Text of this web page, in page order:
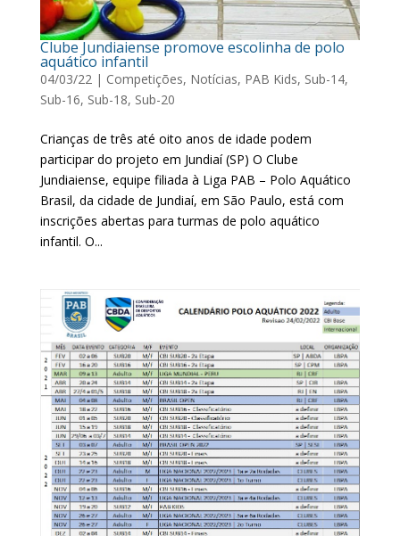
Clube Jundiaiense promove escolinha de polo
aquático infantil
04/03/22| Competições, Notícias, PAB Kids, Sub-14,
Sub-16, Sub-18, Sub-20
Crianças de três até oito anos de idade podem
participar do projeto em Jundiaí (SP) O Clube
Jundiaiense, equipe filiada à Liga PAB – Polo Aquático
Brasil, da cidade de Jundiaí, em São Paulo, está com
inscrições abertas para turmas de polo aquático
infantil. O...